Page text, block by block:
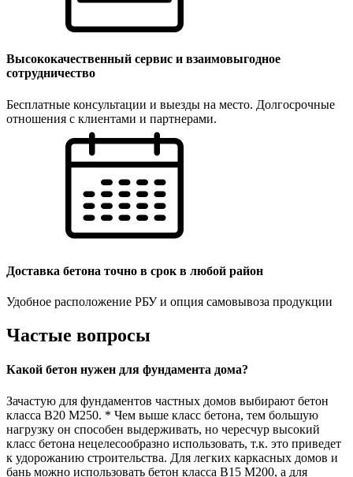
Высококачественный сервис и взаимовыгодное
сотрудничество
Бесплатные консультации и выезды на место. Долгосрочные
отношения с клиентами и партнерами.
Доставка бетона точно в срок в любой район
Удобное расположение РБУ и опция самовывоза продукции
Частые вопросы
Какой бетон нужен для фундамента дома?
Зачастую для фундаментов частных домов выбирают бетон
класса В20 М250. * Чем выше класс бетона, тем большую
нагрузку он способен выдерживать, но чересчур высокий
класс бетона нецелесообразно использовать, т.к. это приведет
к удорожанию строительства. Для легких каркасных домов и
бань можно использовать бетон класса В15 М200, а для